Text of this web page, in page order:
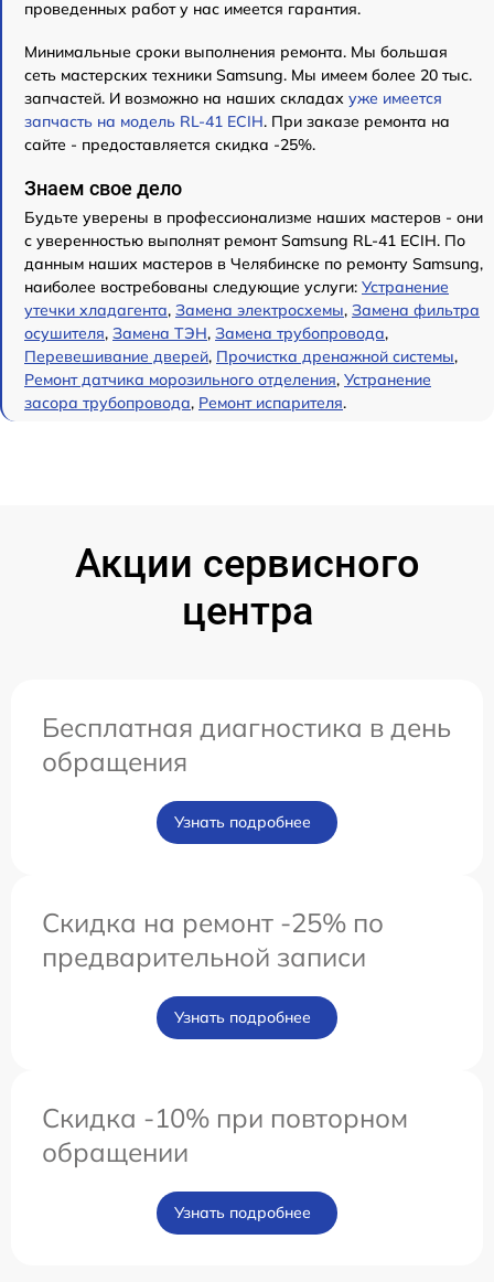
проведенных работ у нас имеется гарантия.
Минимальные сроки выполнения ремонта. Мы большая
сеть мастерских техники Samsung. Мы имеем более 20 тыс.
запчастей. И возможно на наших складах уже имеется
запчасть на модель RL-41 ECIH. При заказе ремонта на
сайте - предоставляется скидка -25%.
Знаем свое дело
Будьте уверены в профессионализме наших мастеров - они
с уверенностью выполнят ремонт Samsung RL-41 ECIH. По
данным наших мастеров в Челябинске по ремонту Samsung,
наиболее востребованы следующие услуги: Устранение
утечки хладагента, Замена электросхемы, Замена фильтра
осушителя, Замена ТЭН, Замена трубопровода,
Перевешивание дверей, Прочистка дренажной системы,
Ремонт датчика морозильного отделения, Устранение
засора трубопровода, Ремонт испарителя.
Акции сервисного
центра
Бесплатная диагностика в день
обращения
Узнать подробнее
Скидка на ремонт -25% по
предварительной записи
Узнать подробнее
Скидка -10% при повторном
обращении
Узнать подробнее